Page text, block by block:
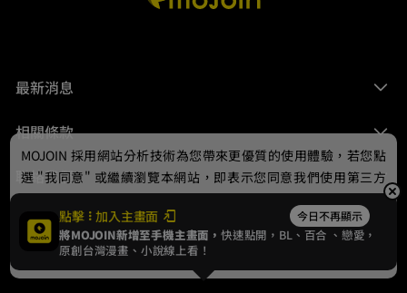
最新消息
相關條款
聯絡我們
© 2024 gamania Digital Entertainment Co., Ltd.
點擊 加入主畫面 今日不再顯示
將MOJOIN新增至手機主畫面，快速點開，BL、 百合 、戀愛，
原創台灣漫畫、小說線上看！
MOJOIN 採用網站分析技術為您帶來更優質的使用體驗，若您點
選 "我同意" 或繼續瀏覽本網站，即表示您同意我們使用第三方
Cookie，欲瞭解更多資訊請見隱私權政策。
我同意